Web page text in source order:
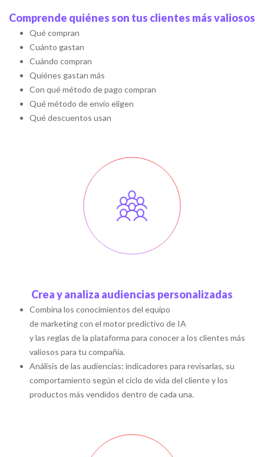
Comprende quiénes son tus clientes más valiosos
Qué compran
Cuánto gastan
Cuándo compran
Quiénes gastan más
Con qué método de pago compran
Qué método de envío eligen
Qué descuentos usan
Crea y analiza audiencias personalizadas
Combina los conocimientos del equipo
de marketing con el motor predictivo de IA
y las reglas de la plataforma para conocer a los clientes más
valiosos para tu compañía.
Análisis de las audiencias: indicadores para revisarlas, su
comportamiento según el ciclo de vida del cliente y los
productos más vendidos dentro de cada una.